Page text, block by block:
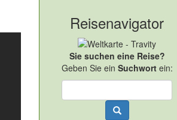
Reisenavigator
Sie suchen eine Reise?
Geben Sie ein Suchwortein: